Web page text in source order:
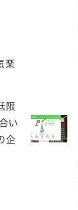
楽
限
い
企